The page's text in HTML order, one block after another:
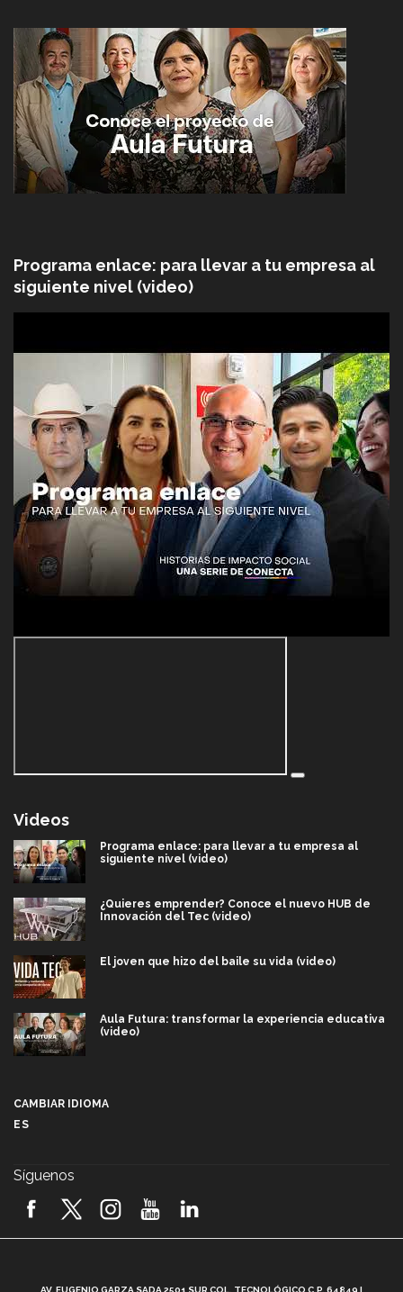
Programa enlace: para llevar a tu empresa al
siguiente nivel (video)
Videos
Programa enlace: para llevar a tu empresa al
siguiente nivel (video)
¿Quieres emprender? Conoce el nuevo HUB de
Innovación del Tec (video)
El joven que hizo del baile su vida (video)
Aula Futura: transformar la experiencia educativa
(video)
2026! (video)
CAMBIAR IDIOMA
ES
Síguenos
AV. EUGENIO GARZA SADA 2501 SUR COL. TECNOLÓGICO C.P. 64849 |